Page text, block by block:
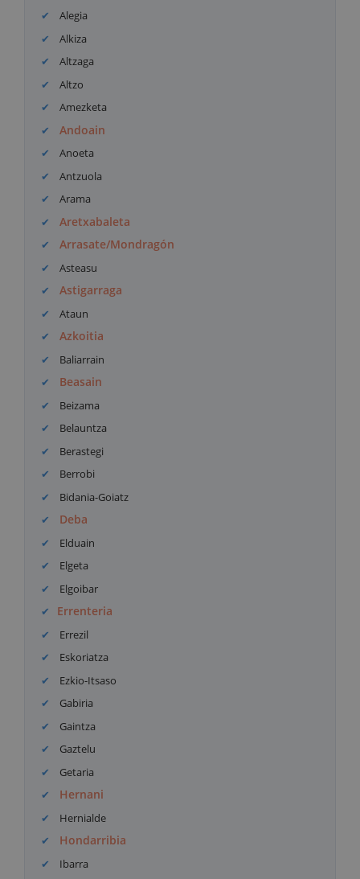
Alegia
Alkiza
Altzaga
Altzo
Amezketa
Andoain
Anoeta
Antzuola
Arama
Aretxabaleta
Arrasate/Mondragón
Asteasu
Astigarraga
Ataun
Azkoitia
Baliarrain
Beasain
Beizama
Belauntza
Berastegi
Berrobi
Bidania-Goiatz
Deba
Elduain
Elgeta
Elgoibar
Errenteria
Errezil
Eskoriatza
Ezkio-Itsaso
Gabiria
Gaintza
Gaztelu
Getaria
Hernani
Hernialde
Hondarribia
Ibarra